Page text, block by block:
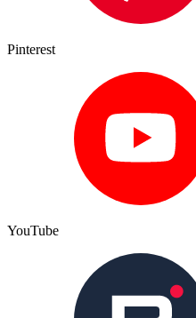
Pinterest
YouTube